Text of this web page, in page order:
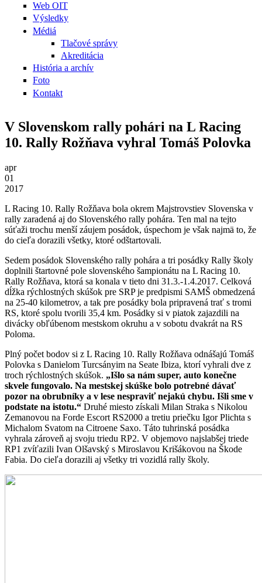
Web OIT
Výsledky
Médiá
Tlačové správy
Akreditácia
História a archív
Foto
Kontakt
V Slovenskom rally pohári na L Racing
10. Rally Rožňava vyhral Tomáš Polovka
apr
01
2017
L Racing 10. Rally Rožňava bola okrem Majstrovstiev Slovenska v
rally zaradená aj do Slovenského rally pohára. Ten mal na tejto
súťaži trochu menší záujem posádok, úspechom je však najmä to, že
do cieľa dorazili všetky, ktoré odštartovali.
Sedem posádok Slovenského rally pohára a tri posádky Rally školy
doplnili štartovné pole slovenského šampionátu na L Racing 10.
Rally Rožňava, ktorá sa konala v tieto dni 31.3.-1.4.2017. Celková
dĺžka rýchlostných skúšok pre SRP je predpismi SAMŠ obmedzená
na 25-40 kilometrov, a tak pre posádky bola pripravená trať s tromi
RS, ktoré spolu tvorili 35,4 km. Posádky si v piatok zajazdili na
divácky obľúbenom mestskom okruhu a v sobotu dvakrát na RS
Poloma.
Plný počet bodov si z L Racing 10. Rally Rožňava odnášajú Tomáš
Polovka s Danielom Turcsányim na Seate Ibiza, ktorí vyhrali dve z
troch rýchlostných skúšok. „Išlo sa nám super, auto konečne
skvele fungovalo. Na mestskej skúške bolo potrebné dávať
pozor na obrubníky a v lese nespraviť nejakú chybu. Išli sme v
podstate na istotu.“ Druhé miesto získali Milan Straka s Nikolou
Zemanovou na Forde Escort RS2000 a tretiu priečku Igor Plichta s
Michalom Svatom na Citroene Saxo. Táto tuhrinská posádka
vyhrala zároveň aj svoju triedu RP2. V objemovo najslabšej triede
RP1 zvíťazili Ivan Olšavský s Miroslavou Krišákovou na Škode
Fabia. Do cieľa dorazili aj všetky tri vozidlá rally školy.